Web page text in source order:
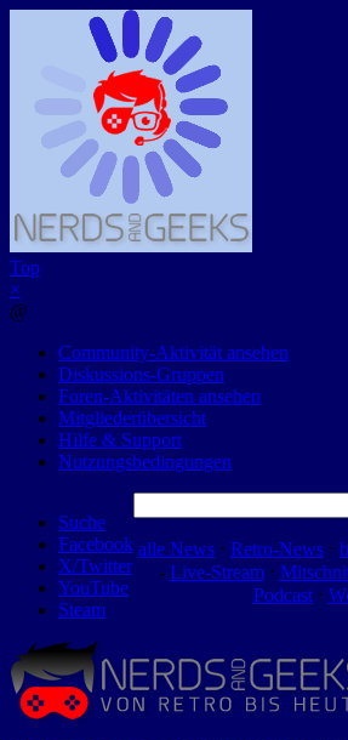
Top
×
@
Community-Aktivität ansehen
Diskussions-Gruppen
Foren-Aktivitäten ansehen
Mitgliederübersicht
Hilfe & Support
Nutzungsbedingungen
Suche
Facebook
X/Twitter
YouTube
Steam
nach:
alle News ⋅ Retro-News ⋅
- Live-Stream⋅
Podcast⋅